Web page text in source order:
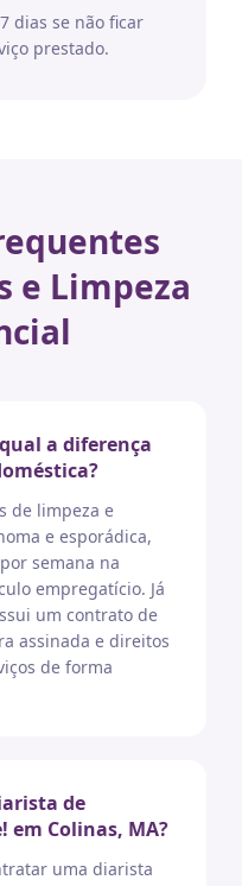
dias se não ficar
prestado.
e Limpeza
a diferença
de limpeza e
e esporádica,
semana na
empregatício. Já
um contrato de
assinada e direitos
de forma
de
em Colinas, MA?
uma diarista